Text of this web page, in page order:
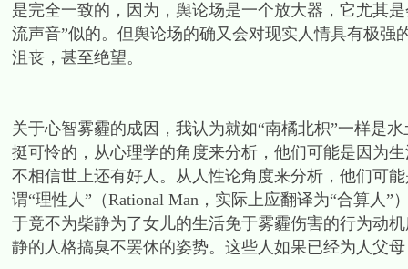
是完全一致的，因为，舆论场是一个放大器，它尤其
流声音”似的。但舆论场的确又会对现实人情具有极
沮丧，甚至绝望。
关于心智雾霾的成因，我认为就如“南橘北枳”一样是
挺可怜的，从心理学的角度来分析，他们可能是因为
不相信世上还有好人。从人性论角度来分析，他们可
谓“理性人”（Rational Man，实际上应翻译为“合算人
于竟不为柴静为了女儿的生活免于雾霾伤害的行为动
静的人格搞臭不罢休的姿势。这些人如果已经为人父